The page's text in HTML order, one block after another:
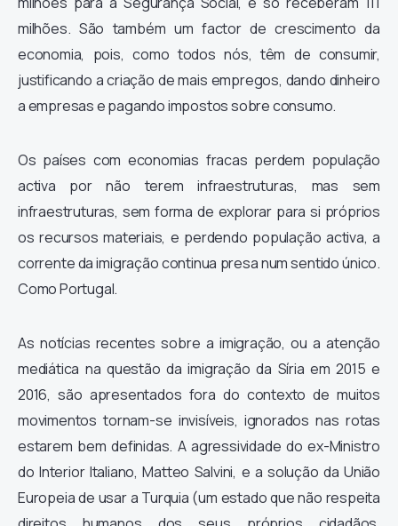
milhões. São também um factor de crescimento da
economia, pois, como todos nós, têm de consumir,
justificando a criação de mais empregos, dando dinheiro
a empresas e pagando impostos sobre consumo.
Os países com economias fracas perdem população
activa por não terem infraestruturas, mas sem
infraestruturas, sem forma de explorar para si próprios
os recursos materiais, e perdendo população activa, a
corrente da imigração continua presa num sentido único.
Como Portugal.
As notícias recentes sobre a imigração, ou a atenção
mediática na questão da imigração da Síria em 2015 e
2016, são apresentados fora do contexto demuitos
movimentos tornam-se invisíveis, ignorados nas rotas
estarem bem definidas. A agressividade do ex-Ministro
do Interior Italiano, Matteo Salvini, e a solução da União
Europeia de usar a Turquia (um estado que não respeita